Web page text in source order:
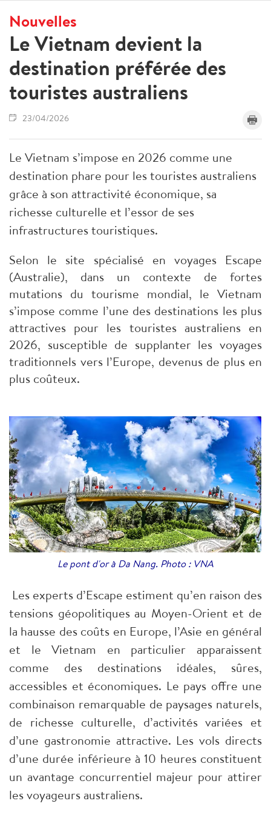
Nouvelles
Le Vietnam devient la
destination préférée des
touristes australiens
23/04/2026
Le Vietnam s’impose en 2026 comme une
destination phare pour les touristes australiens
grâce à son attractivité économique, sa
richesse culturelle et l’essor de ses
infrastructures touristiques.
Selon le site spécialisé en voyages Escape
(Australie), dans un contexte de fortes
mutations du tourisme mondial, le Vietnam
s’impose comme l’une des destinations les plus
attractives pour les touristes australiens en
2026, susceptible de supplanter les voyages
traditionnels vers l’Europe, devenus de plus en
plus coûteux.
Le pont d'or à Da Nang. Photo : VNA
Les experts d’Escape estiment qu’en raison des
tensions géopolitiques au Moyen-Orient et de
la hausse des coûts en Europe, l’Asie en général
et le Vietnam en particulier apparaissent
comme des destinations idéales, sûres,
accessibles et économiques. Le pays offre une
combinaison remarquable de paysages naturels,
de richesse culturelle, d’activités variées et
d’une gastronomie attractive. Les vols directs
d’une durée inférieure à 10 heures constituent
un avantage concurrentiel majeur pour attirer
les voyageurs australiens.